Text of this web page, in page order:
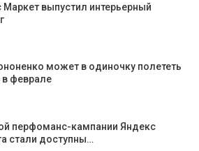
Маркет выпустил интерьерный
может в одиночку полететь
феврале
перфоманс-кампании Яндекс
стали доступны…